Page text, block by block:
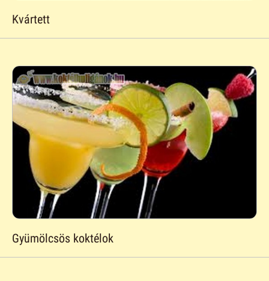
Kvártett
Gyümölcsös koktélok